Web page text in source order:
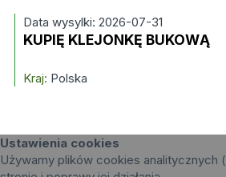
Data wysylki: 2026-07-31
KUPIĘ KLEJONKĘ BUKOWĄ
Kraj: Polska
Ustawienia cookies
Używamy plików cookies analitycznych (